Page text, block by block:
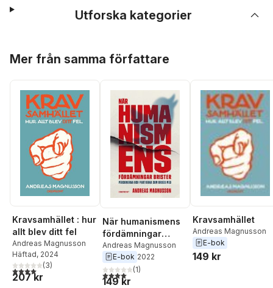
Utforska kategorier
Mer från samma författare
Kravsamhället : hur
allt blev ditt fel
Andreas Magnusson
Häftad, 2024
4,0utav 5 stjärnor. Totalt antal röster:
(3)
207 kr
När humanismens
fördämningar
brister :
Personerna och
partierna som drog
Andreas Magnusson
E-bok 2022
4,0utav 5 stjärnor. Totalt antal röster:
(1)
149 kr
Kravsamhället
Andreas Magnusson
E-bok
149 kr